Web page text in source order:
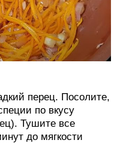
перец. Посолите,
по вкусу
Тушите все
до мягкости